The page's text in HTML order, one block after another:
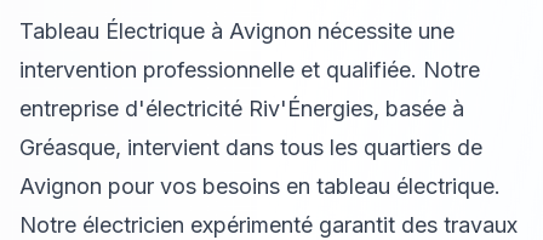
Tableau Électrique à Avignon nécessite une
intervention professionnelle et qualifiée. Notre
entreprise d'électricité Riv'Énergies, basée à
Gréasque, intervient dans tous les quartiers de
Avignon pour vos besoins en tableau électrique.
Notre électricien expérimenté garantit des travaux